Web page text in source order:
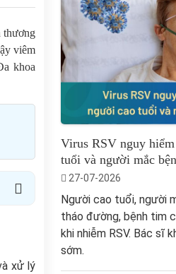
thương
viêm
khoa
xử lý
Virus RSV nguy
tuổi và người mắc
27-07-2026
Người cao tuổi, người
tháo đường, bệnh tim
khi nhiễm RSV. Bác sĩ
sớm.